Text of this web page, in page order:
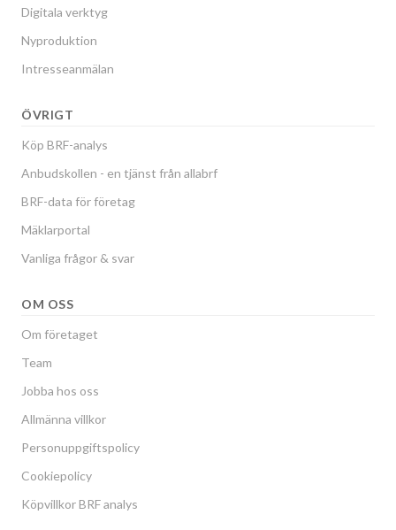
Digitala verktyg
Nyproduktion
Intresseanmälan
ÖVRIGT
Köp BRF-analys
Anbudskollen - en tjänst från allabrf
BRF-data för företag
Mäklarportal
Vanliga frågor & svar
OM OSS
Om företaget
Team
Jobba hos oss
Allmänna villkor
Personuppgiftspolicy
Cookiepolicy
Köpvillkor BRF analys